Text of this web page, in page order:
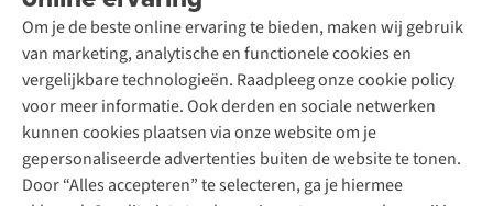
Om je de beste online ervaring te bieden, maken wij gebruik
van marketing, analytische en functionele cookies en
vergelijkbare technologieën. Raadpleeg onze cookie policy
voor meer informatie. Ook derden en sociale netwerken
kunnen cookies plaatsen via onze website om je
gepersonaliseerde advertenties buiten de website te tonen.
Door “Alles accepteren” te selecteren, ga je hiermee
Schoenonderhoud
Schoenherstelling
Kledingherstelling
Retouches
Voor bedrijven
Explore Academy
Explore Camp
Gear Check
Inspiratie & advies
Meld je aan voor de nieuwsbrief
Follow us